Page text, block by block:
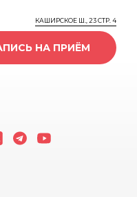
КАШИРСКОЕ Ш., 23 СТР. 4
НА ПРИЁМ